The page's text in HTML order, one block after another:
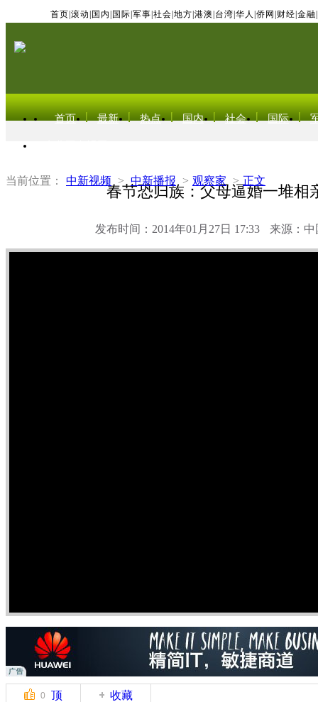
首页 滚动 国内 国际 军事 社会 地方 港澳 台湾 华人 侨网 财经 金融
首页 最新 热点 国内 社会 国际
当前位置： 中新视频 > 中新播报 > 观察家 > 正文
春节恐归族：父母逼婚一堆相
发布时间：2014年01月27日 17:33 来源：中
0 顶 收藏